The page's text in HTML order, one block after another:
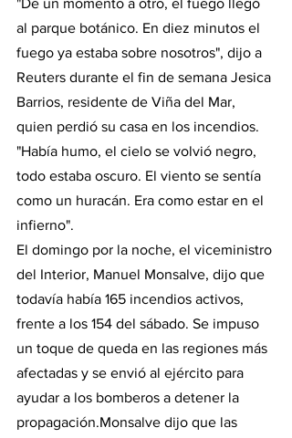
"De un momento a otro, el fuego llegó
al parque botánico. En diez minutos el
fuego ya estaba sobre nosotros", dijo a
Reuters durante el fin de semana Jesica
Barrios, residente de Viña del Mar,
quien perdió su casa en los incendios.
"Había humo, el cielo se volvió negro,
todo estaba oscuro. El viento se sentía
como un huracán. Era como estar en el
infierno".
El domingo por la noche, el viceministro
del Interior, Manuel Monsalve, dijo que
todavía había 165 incendios activos,
frente a los 154 del sábado. Se impuso
un toque de queda en las regiones más
afectadas y se envió al ejército para
ayudar a los bomberos a detener la
propagación.Monsalve dijo que las